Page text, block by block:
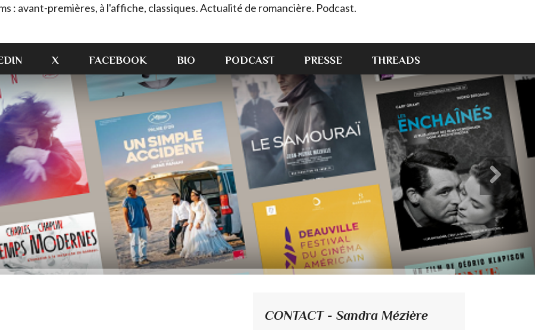
: avant-premières, à l'affiche, classiques. Actualité de romancière. Podcast.
X FACEBOOK BIO PODCAST PRESSE THREADS
CONTACT - Sandra Mézière